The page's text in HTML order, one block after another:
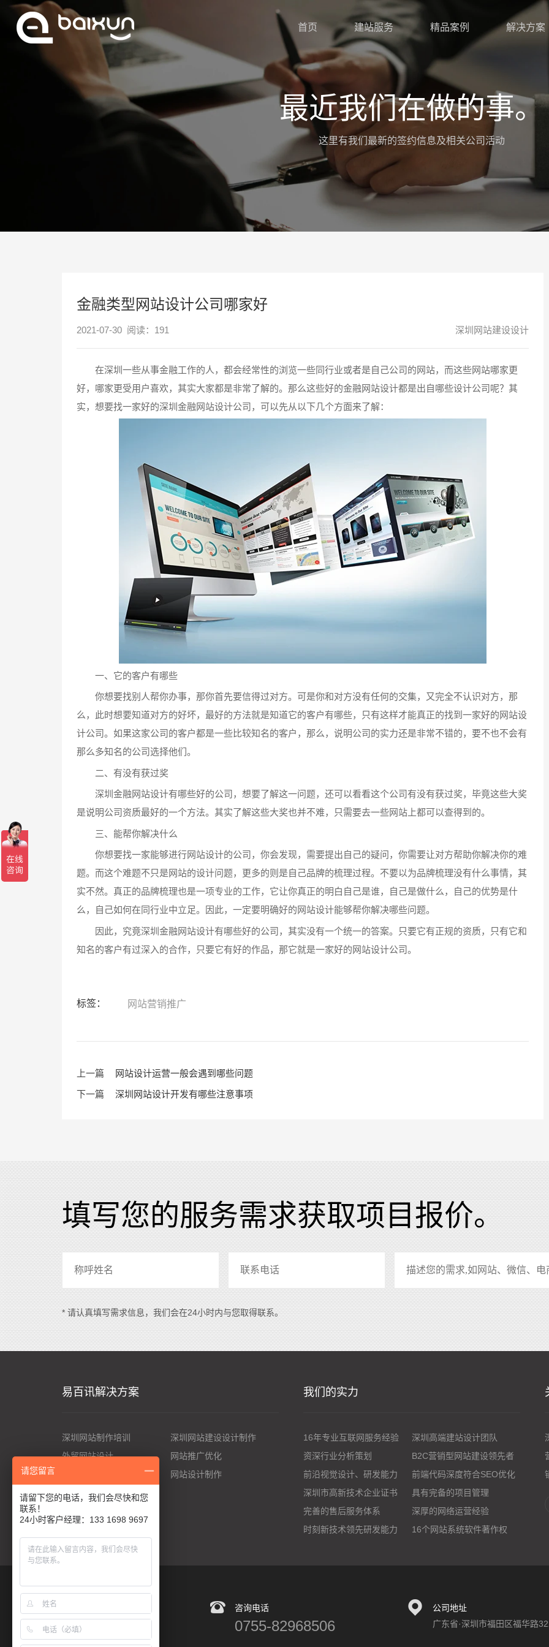
首页 建站服务 精品案例 解决方案
最近我们在做的事。
这里有我们最新的签约信息及相关公司活动
金融类型网站设计公司哪家好
2021-07-30 阅读： 191 深圳网站建设设计
在深圳一些从事金融工作的人，都会经常性的浏览一些同行业或者是自己公司的网站，而这些网站哪家更
好，哪家更受用户喜欢，其实大家都是非常了解的。那么这些好的金融网站设计都是出自哪些设计公司呢？其
实，想要找一家好的深圳金融网站设计公司，可以先从以下几个方面来了解：
一、它的客户有哪些
你想要找别人帮你办事，那你首先要信得过对方。可是你和对方没有任何的交集，又完全不认识对方，那
么，此时想要知道对方的好坏，最好的方法就是知道它的客户有哪些，只有这样才能真正的找到一家好的网站设
计公司。如果这家公司的客户都是一些比较知名的客户，那么，说明公司的实力还是非常不错的，要不也不会有
那么多知名的公司选择他们。
二、有没有获过奖
深圳金融网站设计有哪些好的公司，想要了解这一问题，还可以看看这个公司有没有获过奖，毕竟这些大奖
是说明公司资质最好的一个方法。其实了解这些大奖也并不难，只需要去一些网站上都可以查得到的。
三、能帮你解决什么
你想要找一家能够进行网站设计的公司，你会发现，需要提出自己的疑问，你需要让对方帮助你解决你的难
题。而这个难题不只是网站的设计问题，更多的则是自己品牌的梳理过程。不要以为品牌梳理没有什么事情，其
实不然。真正的品牌梳理也是一项专业的工作，它让你真正的明白自己是谁，自己是做什么，自己的优势是什
么，自己如何在同行业中立足。因此，一定要明确好的网站设计能够帮你解决哪些问题。
因此，究竟深圳金融网站设计有哪些好的公司，其实没有一个统一的答案。只要它有正规的资质，只有它和
知名的客户有过深入的合作，只要它有好的作品，那它就是一家好的网站设计公司。
标签： 网站营销推广
上一篇
网站设计运营一般会遇到哪些问题
下一篇
深圳网站设计开发有哪些注意事项
填写您的服务需求获取项目报价。
* 请认真填写需求信息，我们会在24小时内与您取得联系。
易百讯解决方案
深圳网站制作培训
深圳网站建设设计制作
外贸网站设计
网站推广优化
网站设计制作
我们的实力
16年专业互联网服务经验
深圳高端建站设计团队
资深行业分析策划
B2C营销型网站建设领先者
前沿视觉设计、研发能力
前端代码深度符合SEO优化
深圳市高新技术企业证书
具有完备的项目管理
完善的售后服务体系
深厚的网络运营经验
时刻新技术领先研发能力
16个网站系统软件著作权
咨询电话
0755-82968506
公司地址
广东省·深圳市福田区福华路
请您留言
请留下您的电话，我们会尽快和您
联系！
24小时客户经理：133 1698 9697